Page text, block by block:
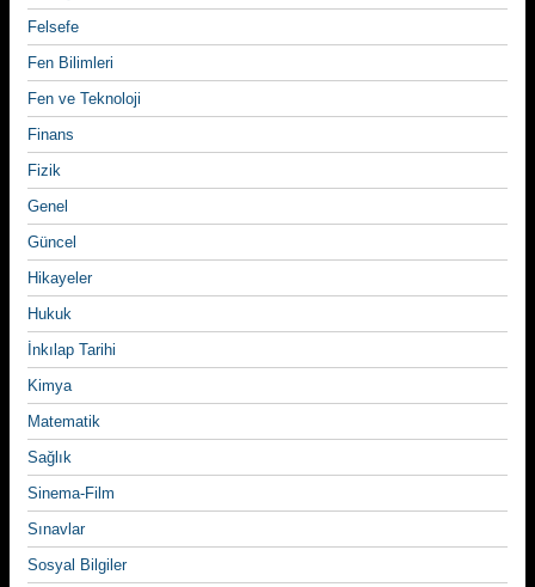
Felsefe
Fen Bilimleri
Fen ve Teknoloji
Finans
Fizik
Genel
Güncel
Hikayeler
Hukuk
İnkılap Tarihi
Kimya
Matematik
Sağlık
Sinema-Film
Sınavlar
Sosyal Bilgiler